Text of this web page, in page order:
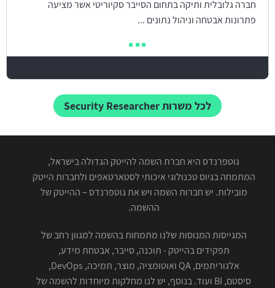
חברה גלובלית ותיקה בתחום הסייבר סקיוריטי אשר מציעה
פתרונות אבטחה וניהול נתונים ...
לכל משרות Security Researcher
גוטפרנדס היא חברת השמה להייטק הגדולה בישראל,
המתמחה בגיוס טכנולוגי איכותי לסטארטאפים ולחברות הייטק
מובילות. יש חברות השמה ויש את גוטפרנדס – ההייטק של
ההשמה.
המגייסות המנוסות שלנו מתמחות בהשמה למגוון רחב של
תפקידים בהייטק - תוכנה, סייבר, אבטחת מידע,
אלגוריתמים, QA ואוטומציה, מוצר, תמיכה, DevOps,
סיסטם, BI ועוד. בנוסף, יש לנו מחלקות מיוחדות להשמה של